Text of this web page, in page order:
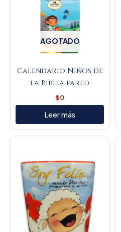
AGOTADO
Calendario Niños de
la Biblia pared
$0
Leer más
$23.000.
Current
$21.850.